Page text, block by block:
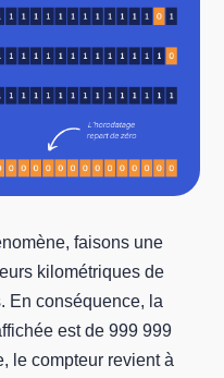
faisons une
kilométriques de
En conséquence, la
est de 999 999
le compteur revient à